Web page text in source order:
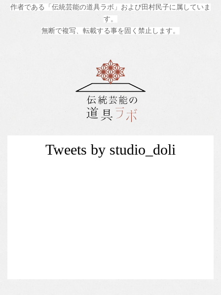
作者である「伝統芸能の道具ラボ」および田村民子に属していま
す。
無断で複写、転載する事を固く禁止します。
Tweets by studio_doli